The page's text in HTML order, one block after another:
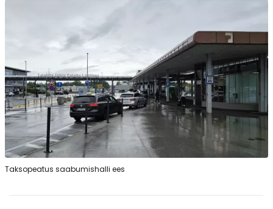
Taksopeatus saabumishalli ees